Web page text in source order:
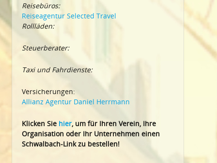
Reisebüros:
Reiseagentur Selected Travel
Rollläden:
Steuerberater:
Taxi und Fahrdienste:
Versicherungen:
Allianz Agentur Daniel Herrmann
Klicken Sie hier, um für Ihren Verein, Ihre
Organisation oder Ihr Unternehmen einen
Schwalbach-Link zu bestellen!